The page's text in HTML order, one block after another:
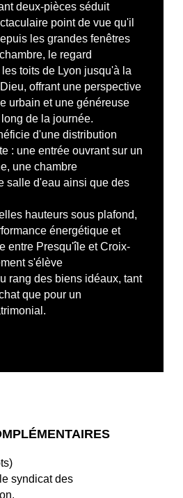
deux-pièces séduit
point de vue qu'il
les grandes fenêtres
le regard
toits de Lyon jusqu'à la
offrant une perspective
urbain et une généreuse
de la journée.
d'une distribution
: une entrée ouvrant sur un
une chambre
salle d'eau ainsi que des
hauteurs sous plafond,
énergétique et
entre Presqu'île et Croix-
s'élève
rang des biens idéaux, tant
que pour un
syndicat des